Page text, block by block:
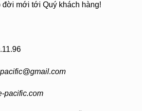
đời mới tới Quý khách hàng!
pacific.com